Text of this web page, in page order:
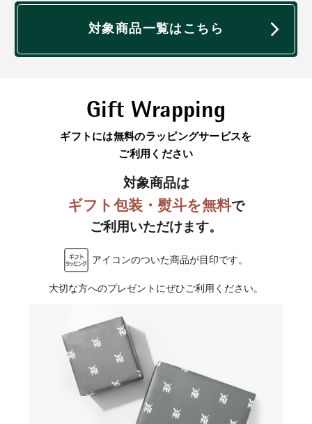
対象商品一覧はこちら
Gift Wrapping
ギフトには無料のラッピングサービスを
ご利用ください
対象商品は
ギフト包装・熨斗を無料で
ご利用いただけます。
アイコンのついた商品が目印です。
大切な方へのプレゼントにぜひご利用ください。